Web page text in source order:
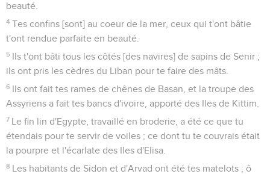
beauté.
4 Tes confins [sont] au coeur de la mer, ceux qui t'ont bâtie
t'ont rendue parfaite en beauté.
5 Ils t'ont bâti tous les côtés [des navires] de sapins de Senir ;
ils ont pris les cèdres du Liban pour te faire des mâts.
6 Ils ont fait tes rames de chênes de Basan, et la troupe des
Assyriens a fait tes bancs d'ivoire, apporté des Iles de Kittim.
7 Le fin lin d'Egypte, travaillé en broderie, a été ce que tu
étendais pour te servir de voiles ; ce dont tu te couvrais était
la pourpre et l'écarlate des Iles d'Elisa.
8 Les habitants de Sidon et d'Arvad ont été tes matelots ; ô